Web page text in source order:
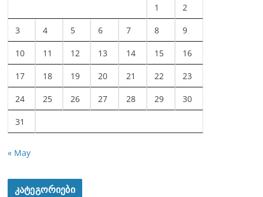
1 2
3 4 5 6 7 8 9
10 11 12 13 14 15 16
17 18 19 20 21 22 23
24 25 26 27 28 29 30
31
« May
კატეგორიები